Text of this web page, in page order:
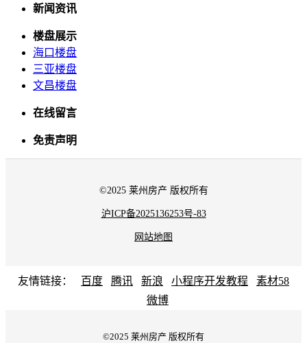
新闻资讯
楼盘展示
海口楼盘
三亚楼盘
文昌楼盘
在线留言
免责声明
©2025 莱州房产 版权所有
沪ICP备2025136253号-83
网站地图
友情链接： 百度 腾讯 新浪 小程序开发教程
素材58
微博
©2025 莱州房产 版权所有